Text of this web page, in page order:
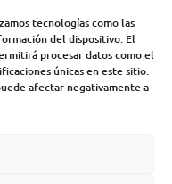
tecnologías como las
del dispositivo. El
procesar datos como el
únicas en este sitio.
afectar negativamente a
horas
a 21:00
online de 16:00a